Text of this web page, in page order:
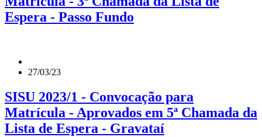
Espera - Passo Fundo
27/03/23
SISU 2023/1 - Convocação para
Matrícula - Aprovados em 5ª Chamada da
Lista de Espera - Gravataí